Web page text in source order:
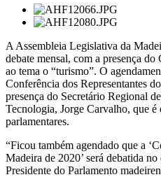
A Assembleia Legislativa da
debate mensal, com a presença
ao tema o “turismo”. O
Conferência dos Representantes
presença do Secretário Regional
Tecnologia, Jorge Carvalho, que é
parlamentares.
“Ficou também agendado que a
Madeira de 2020’ será debatida
Presidente do Parlamento